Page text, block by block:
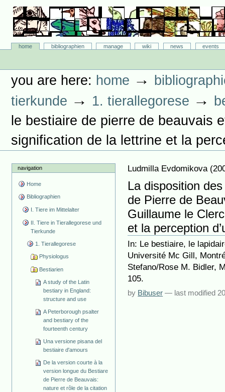
content.
navigation
Bibliographie-Portal
Sectionshome bibliographien manage wiki news
events
you are here: home →
tierkunde → 1. tierallegorese →
le bestiaire de pierre de beauvais
signification de la lettrine et la
navigation
Home
Bibliographien
I. Tiere im Mittelalter
II. Tiere in Tierallegorese und
Tierkunde
1. Tierallegorese
Physiologus
Bestiarien
A study of the Latin
bestiary in England:
structure and use
A Peterborough psalter
and bestiary of the
fourteenth century
Una versione pisana del
bestiaire d'amours
De la version courte à la
version longue du Bestiare
de Pierre de Beauvais:
nature et rôle de la citation
Ludmilla Evdomikova (
La disposition
de Pierre de
Guillaume le
et la perception
In: Le bestiaire, le
Université Mc Gill,
Stefano/Rose M. Bidler,
105.
by Bibuser — last modified